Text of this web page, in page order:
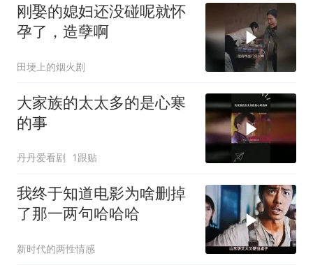
刚娶的媳妇还没碰呢就怀
孕了，造孽啊
田埂上的烟火剧
大家族的太太多的是心寒
的事
丹丹爱看剧 1跟贴
我终于知道电影为啥删掉
了那一两句哈哈哈
新时代的两性情感